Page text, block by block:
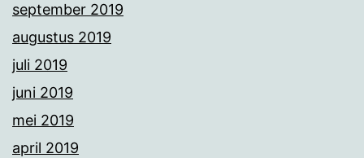
september 2019
augustus 2019
juli 2019
juni 2019
mei 2019
april 2019